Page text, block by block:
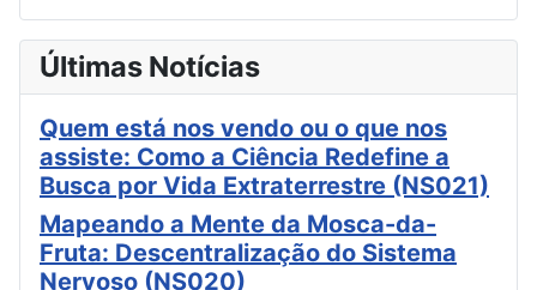
Últimas Notícias
Quem está nos vendo ou o que nos
assiste: Como a Ciência Redefine a
Busca por Vida Extraterrestre (NS021)
Mapeando a Mente da Mosca-da-
Fruta: Descentralização do Sistema
Nervoso (NS020)